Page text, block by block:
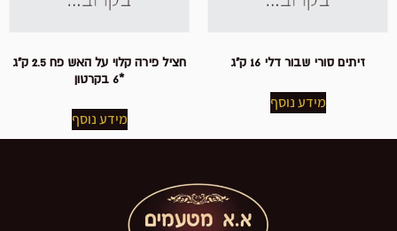
זיתים סורי שבור דלי 16 ק"ג
מידע נוסף
חציל פירה קלוי על האש פח 2.5 ק"ג
*6 בקרטון
מידע נוסף